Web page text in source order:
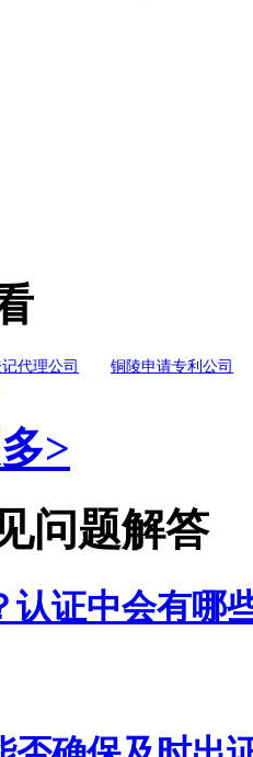
代理公司
铜陵申请专利公司
>
问题解答
认证中会有哪